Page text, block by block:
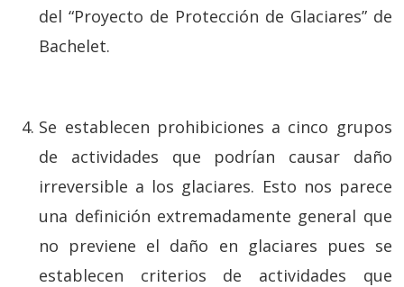
del “Proyecto de Protección de Glaciares” de
Bachelet.
Se establecen prohibiciones a cinco grupos
de actividades que podrían causar daño
irreversible a los glaciares. Esto nos parece
una definición extremadamente general que
no previene el daño en glaciares pues se
establecen criterios de actividades que